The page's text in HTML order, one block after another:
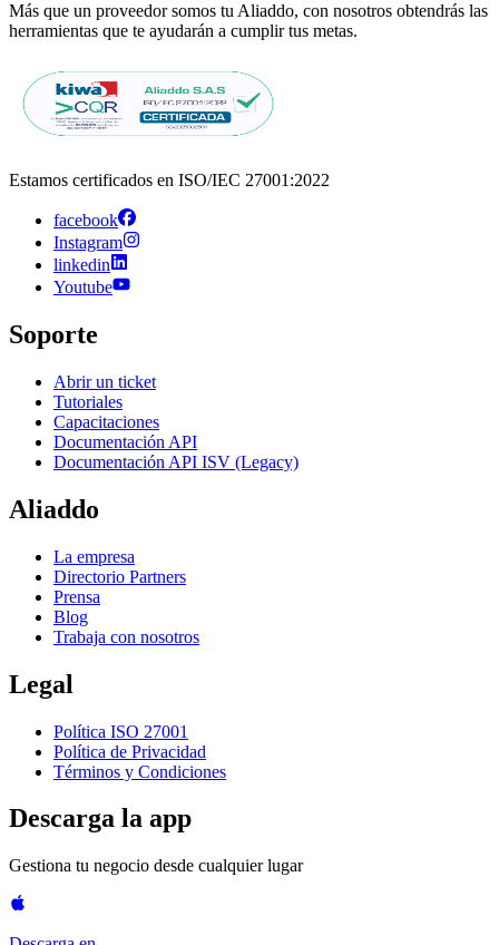
Más que un proveedor somos tu Aliaddo, con nosotros obtendrás las
herramientas que te ayudarán a cumplir tus metas.
Estamos certificados en ISO/IEC 27001:2022
facebook
Instagram
linkedin
Youtube
Soporte
Abrir un ticket
Tutoriales
Capacitaciones
Documentación API
Documentación API ISV (Legacy)
Aliaddo
La empresa
Directorio Partners
Prensa
Blog
Trabaja con nosotros
Legal
Política ISO 27001
Política de Privacidad
Términos y Condiciones
Descarga la app
Gestiona tu negocio desde cualquier lugar